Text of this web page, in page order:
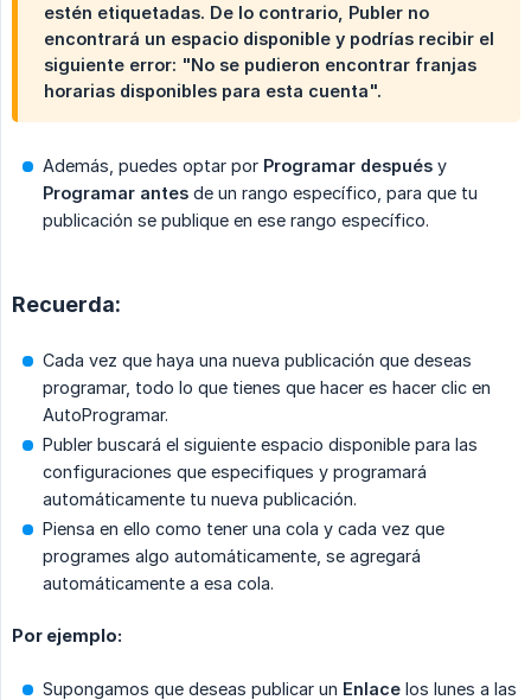
estén etiquetadas. De lo contrario, Publer no
encontrará un espacio disponible y podrías recibir el
siguiente error: "No se pudieron encontrar franjas
horarias disponibles para esta cuenta".
Además, puedes optar por Programar después y
Programar antes de un rango específico, para que tu
publicación se publique en ese rango específico.
Recuerda:
Cada vez que haya una nueva publicación que deseas
programar, todo lo que tienes que hacer es hacer clic en
AutoProgramar.
Publer buscará el siguiente espacio disponible para las
configuraciones que especifiques y programará
automáticamente tu nueva publicación.
Piensa en ello como tener una cola y cada vez que
programes algo automáticamente, se agregará
automáticamente a esa cola.
Por ejemplo:
Supongamos que deseas publicar un Enlace los lunes a las